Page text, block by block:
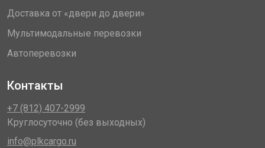
Доставка от «двери до двери»
Мультимодальные перевозки
Автоперевозки
Контакты
+7 (812) 407-2999
Круглосуточно (без выходных)
info@plkcargo.ru